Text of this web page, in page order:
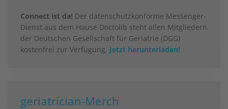
Connect ist da! Der datenschutzkonforme Messenger-
Dienst aus dem Hause Doctolib steht allen Mitgliedern
der Deutschen Gesellschaft für Geriatrie (DGG)
kostenfrei zur Verfügung. Jetzt herunterladen!
geriatrician-Merch